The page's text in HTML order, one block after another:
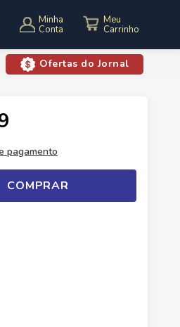
Minha
Conta
Ofertas do Jornal
Red Mint 269ml Lata
pagamento
COMPRAR